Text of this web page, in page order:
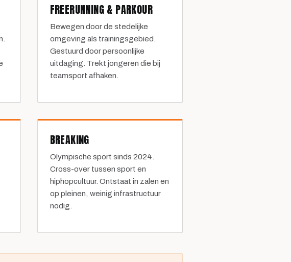
FREERUNNING & PARKOUR
Bewegen door de stedelijke
omgeving als trainingsgebied.
Gestuurd door persoonlijke
uitdaging. Trekt jongeren die bij
teamsport afhaken.
BREAKING
Olympische sport sinds 2024.
Cross-over tussen sport en
hiphopcultuur. Ontstaat in zalen en
op pleinen, weinig infrastructuur
nodig.